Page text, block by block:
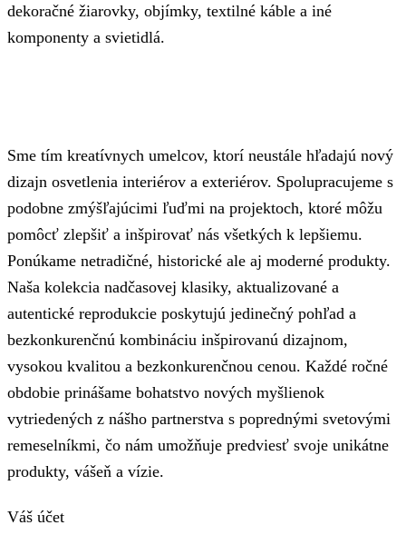
dekoračné žiarovky, objímky, textilné káble a iné
komponenty a svietidlá.
Sme tím kreatívnych umelcov, ktorí neustále hľadajú nový
dizajn osvetlenia interiérov a exteriérov. Spolupracujeme s
podobne zmýšľajúcimi ľuďmi na projektoch, ktoré môžu
pomôcť zlepšiť a inšpirovať nás všetkých k lepšiemu.
Ponúkame netradičné, historické ale aj moderné produkty.
Naša kolekcia nadčasovej klasiky, aktualizované a
autentické reprodukcie poskytujú jedinečný pohľad a
bezkonkurenčnú kombináciu inšpirovanú dizajnom,
vysokou kvalitou a bezkonkurenčnou cenou. Každé ročné
obdobie prinášame bohatstvo nových myšlienok
vytriedených z nášho partnerstva s poprednými svetovými
remeselníkmi, čo nám umožňuje predviesť svoje unikátne
produkty, vášeň a vízie.
Váš účet